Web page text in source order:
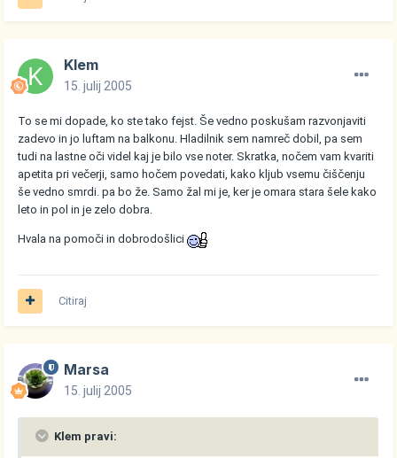
Klem
15. julij 2005
To se mi dopade, ko ste tako fejst. Še vedno poskušam razvonjaviti
zadevo in jo luftam na balkonu. Hladilnik sem namreč dobil, pa sem
tudi na lastne oči videl kaj je bilo vse noter. Skratka, nočem vam kvariti
apetita pri večerji, samo hočem povedati, kako kljub vsemu čiščenju
še vedno smrdi. pa bo že. Samo žal mi je, ker je omara stara šele kako
leto in pol in je zelo dobra.
Hvala na pomoči in dobrodošlici
Citiraj
Marsa
15. julij 2005
Klem pravi: